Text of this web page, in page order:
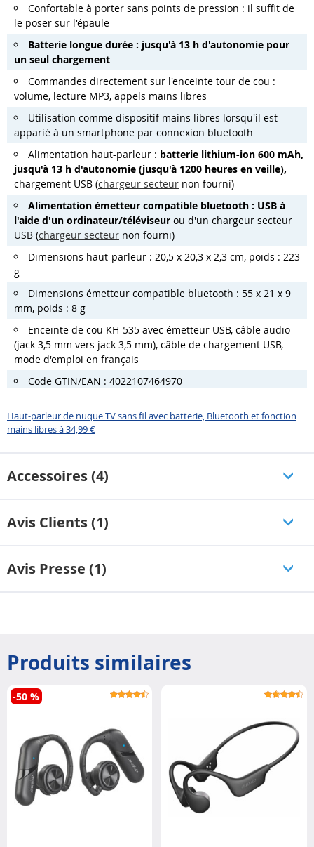
Confortable à porter sans points de pression : il suffit de
le poser sur l'épaule
Batterie longue durée : jusqu'à 13 h d'autonomie pour
un seul chargement
Commandes directement sur l'enceinte tour de cou :
volume, lecture MP3, appels mains libres
Utilisation comme dispositif mains libres lorsqu'il est
apparié à un smartphone par connexion bluetooth
Alimentation haut-parleur : batterie lithium-ion 600 mAh,
jusqu'à 13 h d'autonomie (jusqu'à 1200 heures en veille),
chargement USB (chargeur secteur non fourni)
Alimentation émetteur compatible bluetooth : USB à
l'aide d'un ordinateur/téléviseur ou d'un chargeur secteur
USB (chargeur secteur non fourni)
Dimensions haut-parleur : 20,5 x 20,3 x 2,3 cm, poids : 223
g
Dimensions émetteur compatible bluetooth : 55 x 21 x 9
mm, poids : 8 g
Enceinte de cou KH-535 avec émetteur USB, câble audio
(jack 3,5 mm vers jack 3,5 mm), câble de chargement USB,
mode d'emploi en français
Code GTIN/EAN : 4022107464970
Haut-parleur de nuque TV sans fil avec batterie, Bluetooth et fonction
mains libres à 34,99 €
Accessoires (4)
Avis Clients (1)
Avis Presse (1)
Produits similaires
-50 %